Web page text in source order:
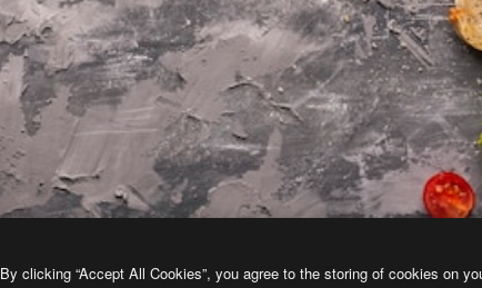
By clicking “Accept All Cookies”, you agree to the storing of cookies on